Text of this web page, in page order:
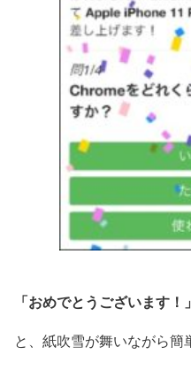
「おめでとうございます！」
と、紙吹雪が舞いながら簡